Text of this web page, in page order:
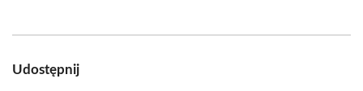
Udostępnij